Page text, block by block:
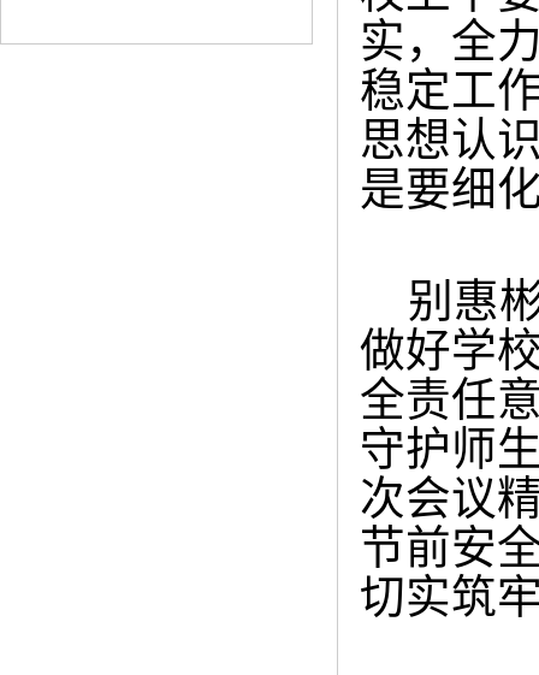
实，全
稳定工
思想认
是要细
别惠彬
做好学
全责任
守护师
次会议
节前安
切实筑